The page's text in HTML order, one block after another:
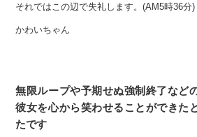
それではこの辺で失礼します。(AM5時36分)
かわいちゃん
無限ループや予期せぬ強制終了など
彼女を心から笑わせることができた
たです